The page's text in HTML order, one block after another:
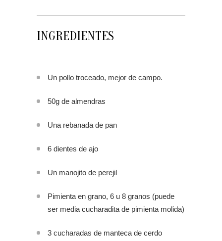
INGREDIENTES
Un pollo troceado, mejor de campo.
50g de almendras
Una rebanada de pan
6 dientes de ajo
Un manojito de perejil
Pimienta en grano, 6 u 8 granos (puede
ser media cucharadita de pimienta molida)
3 cucharadas de manteca de cerdo